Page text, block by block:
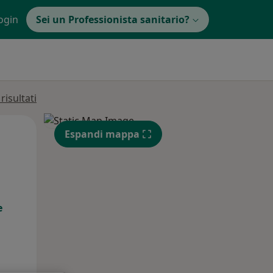
Sei un Professionista sanitario?
Mar, Mer,
12 Ago
Espandi mappa